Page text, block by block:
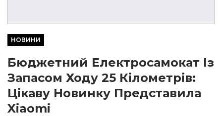
НОВИНИ
Бюджетний Електросамокат Із
Запасом Ходу 25 Кілометрів:
Цікаву Новинку Представила
Xiaomi